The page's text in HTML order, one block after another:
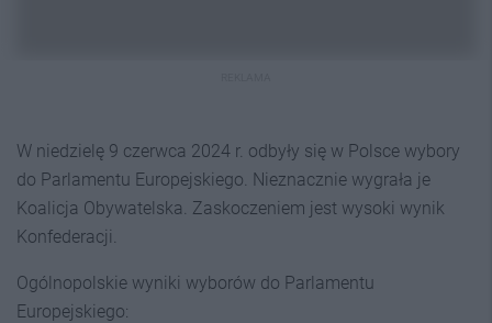
W niedzielę 9 czerwca 2024 r. odbyły się w Polsce wybory
do Parlamentu Europejskiego. Nieznacznie wygrała je
Koalicja Obywatelska. Zaskoczeniem jest wysoki wynik
Konfederacji.
Ogólnopolskie wyniki wyborów do Parlamentu
Europejskiego: